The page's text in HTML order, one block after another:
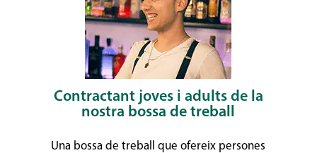
Contractant joves i adults de la
nostra bossa de treball
Una bossa de treball que ofereix persones